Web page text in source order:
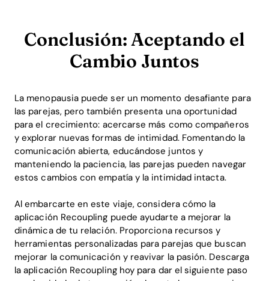
Conclusión: Aceptando el
Cambio Juntos
La menopausia puede ser un momento desafiante para
las parejas, pero también presenta una oportunidad
para el crecimiento: acercarse más como compañeros
y explorar nuevas formas de intimidad. Fomentando la
comunicación abierta, educándose juntos y
manteniendo la paciencia, las parejas pueden navegar
estos cambios con empatía y la intimidad intacta.
Al embarcarte en este viaje, considera cómo la
aplicación Recoupling puede ayudarte a mejorar la
dinámica de tu relación. Proporciona recursos y
herramientas personalizadas para parejas que buscan
mejorar la comunicación y reavivar la pasión. Descarga
la aplicación Recoupling hoy para dar el siguiente paso